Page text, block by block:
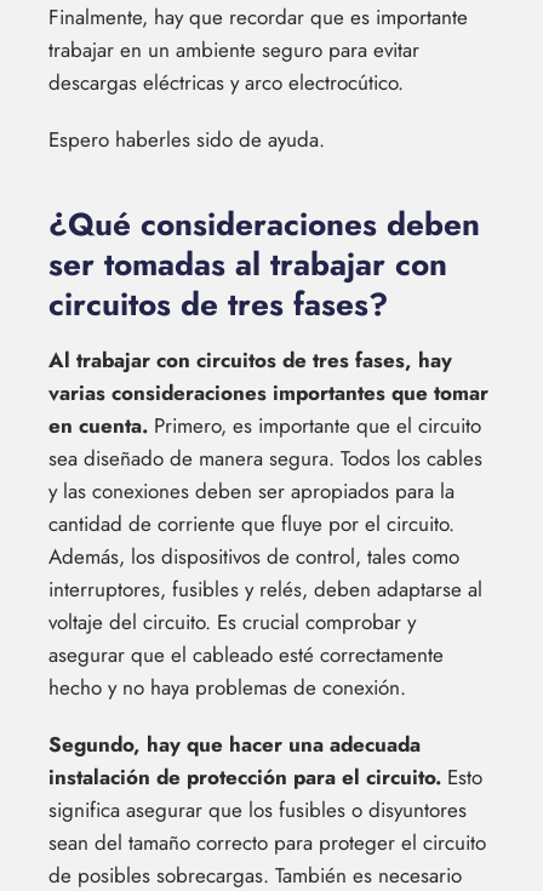
Finalmente, hay que recordar que es importante
trabajar en un ambiente seguro para evitar
descargas eléctricas y arco electrocútico.
Espero haberles sido de ayuda.
¿Qué consideraciones deben
ser tomadas al trabajar con
circuitos de tres fases?
Al trabajar con circuitos de tres fases, hay
varias consideraciones importantes que tomar
en cuenta. Primero, es importante que el circuito
sea diseñado de manera segura. Todos los cables
y las conexiones deben ser apropiados para la
cantidad de corriente que fluye por el circuito.
Además, los dispositivos de control, tales como
interruptores, fusibles y relés, deben adaptarse al
voltaje del circuito. Es crucial comprobar y
asegurar que el cableado esté correctamente
hecho y no haya problemas de conexión.
Segundo, hay que hacer una adecuada
instalación de protección para el circuito. Esto
significa asegurar que los fusibles o disyuntores
sean del tamaño correcto para proteger el circuito
de posibles sobrecargas. También es necesario